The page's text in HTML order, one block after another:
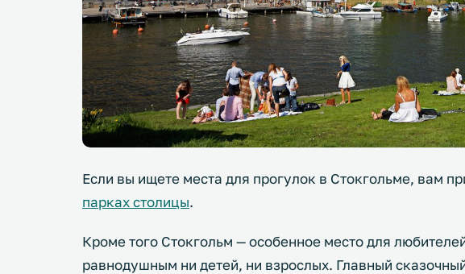
Если вы ищете места для прогулок в Стокгольме, вам
парках столицы.
Кроме того Стокгольм — особенное место для
равнодушным ни детей, ни взрослых. Главный